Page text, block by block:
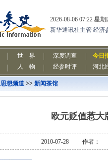
思想频道 >> 新闻茶馆
欧元贬值惹大
2010-07-28 作者：